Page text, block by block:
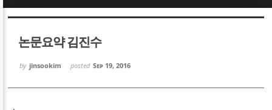
논문요약 김진수
by jinsookim posted Sep 19, 2016
.
Sketchbook5, 스케치북5
Sketchbook5, 스케치북5